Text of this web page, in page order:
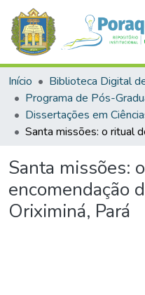
Início
Santa missões:
encomendação
Oriximiná, Pará